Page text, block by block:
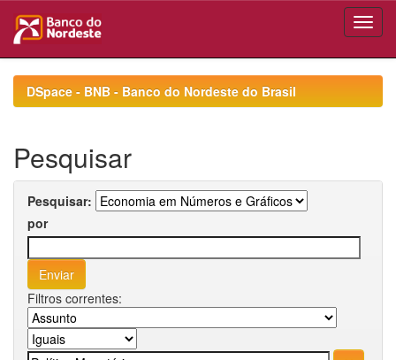
navigationDSpace - BNB - Banco do Nordeste do Brasil
Pesquisar
Pesquisar:
por
Filtros correntes: